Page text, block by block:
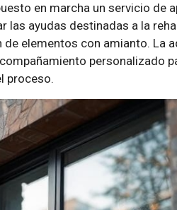
en marcha un servicio de
las ayudas destinadas a la
elementos con amianto. La
personalizado
proceso.